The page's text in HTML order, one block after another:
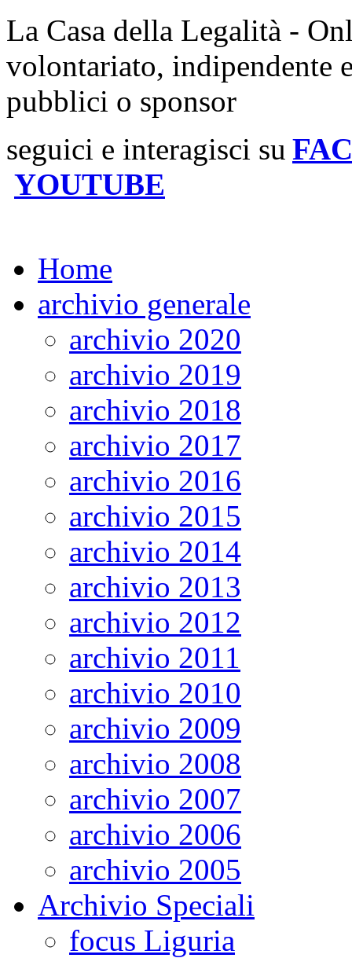
La Casa della Legalità -
volontariato, indipendente
pubblici o sponsor
seguici e interagisci su
YOUTUBE
Home
archivio generale
archivio 2020
archivio 2019
archivio 2018
archivio 2017
archivio 2016
archivio 2015
archivio 2014
archivio 2013
archivio 2012
archivio 2011
archivio 2010
archivio 2009
archivio 2008
archivio 2007
archivio 2006
archivio 2005
Archivio Speciali
focus Liguria